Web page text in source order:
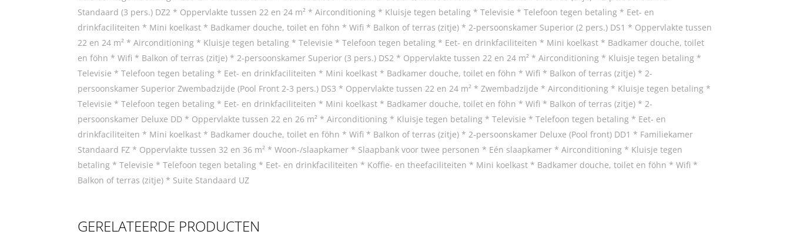
Standaard (3 pers.) DZ2 * Oppervlakte tussen 22 en 24 m² * Airconditioning * Kluisje tegen betaling * Televisie * Telefoon tegen betaling * Eet- en
drinkfaciliteiten * Mini koelkast * Badkamer douche, toilet en föhn * Wifi * Balkon of terras (zitje) * 2-persoonskamer Superior (2 pers.) DS1 * Oppervlakte tussen
22 en 24 m² * Airconditioning * Kluisje tegen betaling * Televisie * Telefoon tegen betaling * Eet- en drinkfaciliteiten * Mini koelkast * Badkamer douche, toilet
en föhn * Wifi * Balkon of terras (zitje) * 2-persoonskamer Superior (3 pers.) DS2 * Oppervlakte tussen 22 en 24 m² * Airconditioning * Kluisje tegen betaling *
Televisie * Telefoon tegen betaling * Eet- en drinkfaciliteiten * Mini koelkast * Badkamer douche, toilet en föhn * Wifi * Balkon of terras (zitje) * 2-
persoonskamer Superior Zwembadzijde (Pool Front 2-3 pers.) DS3 * Oppervlakte tussen 22 en 24 m² * Zwembadzijde * Airconditioning * Kluisje tegen betaling *
Televisie * Telefoon tegen betaling * Eet- en drinkfaciliteiten * Mini koelkast * Badkamer douche, toilet en föhn * Wifi * Balkon of terras (zitje) * 2-
persoonskamer Deluxe DD * Oppervlakte tussen 22 en 26 m² * Airconditioning * Kluisje tegen betaling * Televisie * Telefoon tegen betaling * Eet- en
drinkfaciliteiten * Mini koelkast * Badkamer douche, toilet en föhn * Wifi * Balkon of terras (zitje) * 2-persoonskamer Deluxe (Pool front) DD1 * Familiekamer
Standaard FZ * Oppervlakte tussen 32 en 36 m² * Woon-/slaapkamer * Slaapbank voor twee personen * Eén slaapkamer * Airconditioning * Kluisje tegen
betaling * Televisie * Telefoon tegen betaling * Eet- en drinkfaciliteiten * Koffie- en theefaciliteiten * Mini koelkast * Badkamer douche, toilet en föhn * Wifi *
Balkon of terras (zitje) * Suite Standaard UZ
GERELATEERDE PRODUCTEN